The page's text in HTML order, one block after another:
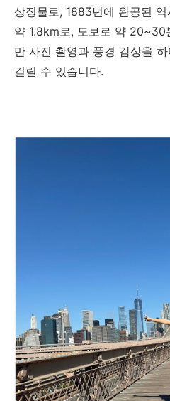
상징물로, 1883년에 완공된
약 1.8km로, 도보로 약 20~30
만 사진 촬영과 풍경 감상을
걸릴 수 있습니다.